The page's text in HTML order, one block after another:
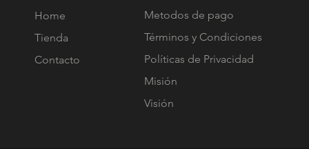
Home
Tienda
Contacto
Metodos de pago
Términos y Condiciones
Políticas de Privacidad
Misión
Visión